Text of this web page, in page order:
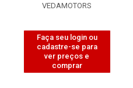
VEDAMOTORS
Faça seu login ou
cadastre-se para
ver preços e
comprar